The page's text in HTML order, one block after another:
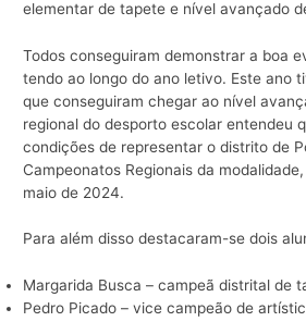
elementar de tapete e nível avançado
Todos conseguiram demonstrar a boa
tendo ao longo do ano letivo. Este ano
que conseguiram chegar ao nível
regional do desporto escolar entendeu
condições de representar o distrito de
Campeonatos Regionais da
maio de 2024.
Para além disso destacaram-se dois
Margarida Busca – campeã distrital de
Pedro Picado – vice campeão de